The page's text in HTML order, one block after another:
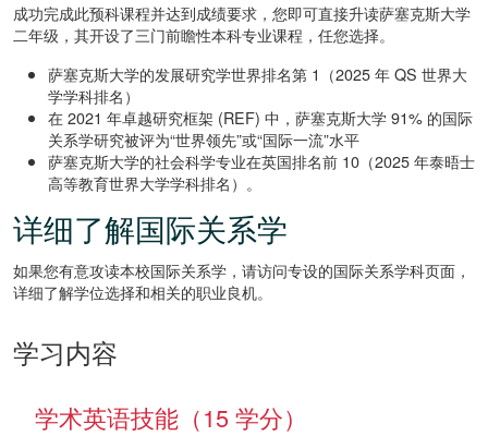
成功完成此预科课程并达到成绩要求，您即可直接升读萨塞克斯大学
二年级，其开设了三门前瞻性本科专业课程，任您选择。
萨塞克斯大学的发展研究学世界排名第 1（2025 年 QS 世界大
学学科排名）
在 2021 年卓越研究框架 (REF) 中，萨塞克斯大学 91% 的国际
关系学研究被评为“世界领先”或“国际一流”水平
萨塞克斯大学的社会科学专业在英国排名前 10（2025 年泰晤士
高等教育世界大学学科排名）。
详细了解国际关系学
如果您有意攻读本校国际关系学，请访问专设的国际关系学科页面 ，
详细了解学位选择和相关的职业良机。
学习内容
学术英语技能（15 学分）